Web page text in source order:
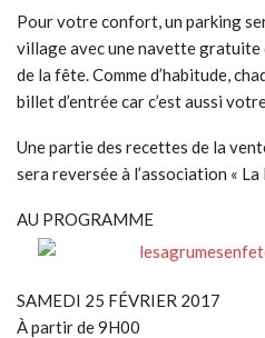
Pour votre confort, un parking
village avec une navette gratuite
de la fête. Comme d’habitude,
billet d’entrée car c’est aussi
Une partie des recettes de la
sera reversée à l’association «
AU PROGRAMME
SAMEDI 25 FÉVRIER 2017
À partir de 9H00